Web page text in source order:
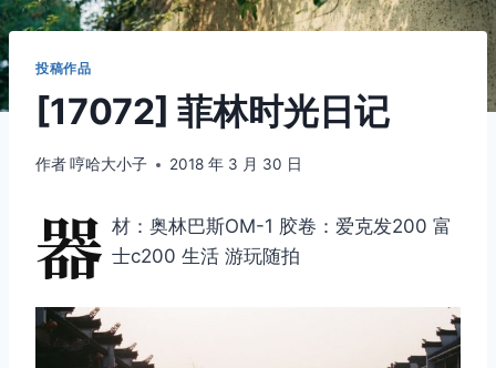
投稿作品
[17072] 菲林时光日记
作者哼哈大小子 2018 年 3 月 30 日
器 材：奥林巴斯OM-1 胶卷：爱克发200 富
士c200 生活 游玩随拍